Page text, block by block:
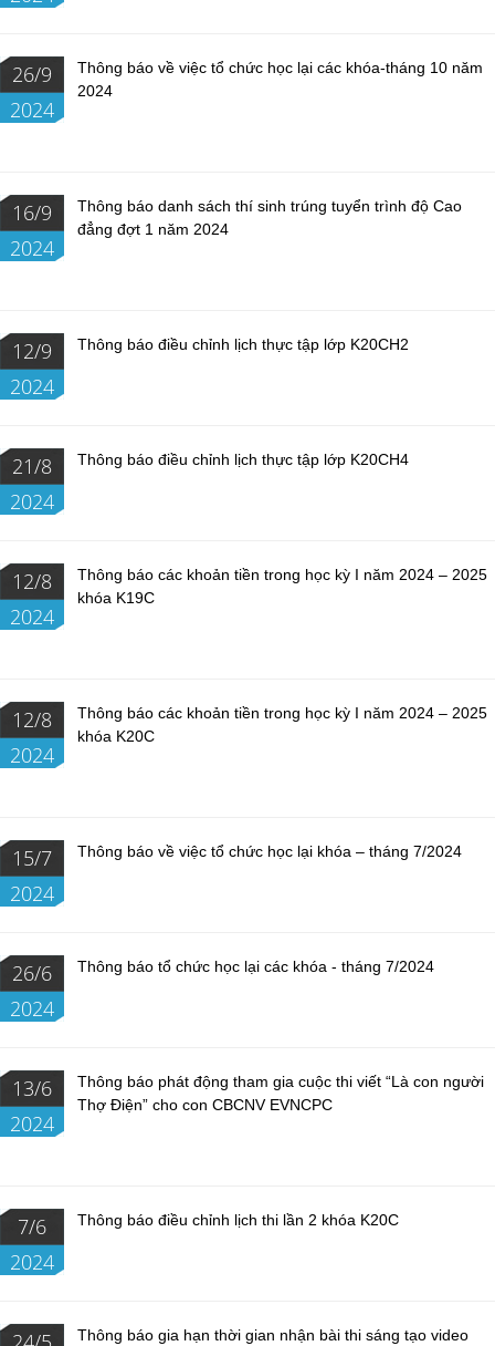
26/9
2024
Thông báo về việc tổ chức học lại các khóa-tháng 10 năm
2024
16/9
2024
Thông báo danh sách thí sinh trúng tuyển trình độ Cao
đẳng đợt 1 năm 2024
12/9
2024
Thông báo điều chỉnh lịch thực tập lớp K20CH2
21/8
2024
Thông báo điều chỉnh lịch thực tập lớp K20CH4
12/8
2024
Thông báo các khoản tiền trong học kỳ I năm 2024 – 2025
khóa K19C
12/8
2024
Thông báo các khoản tiền trong học kỳ I năm 2024 – 2025
khóa K20C
15/7
2024
Thông báo về việc tổ chức học lại khóa – tháng 7/2024
26/6
2024
Thông báo tổ chức học lại các khóa - tháng 7/2024
13/6
2024
Thông báo phát động tham gia cuộc thi viết “Là con người
Thợ Điện” cho con CBCNV EVNCPC
7/6
2024
Thông báo điều chỉnh lịch thi lần 2 khóa K20C
Thông báo gia hạn thời gian nhận bài thi sáng tạo video